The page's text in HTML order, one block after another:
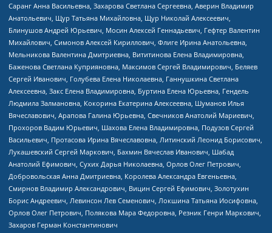
Саранг Анна Васильевна, Захарова Светлана Сергеевна, Аверин Владимир
Анатольевич, Щур Татьяна Михайловна, Щур Николай Алексеевич,
Блинушов Андрей Юрьевич, Мосин Алексей Геннадьевич, Гефтер Валентин
Михайлович, Симонов Алексей Кириллович, Флиге Ирина Анатольевна,
Мельникова Валентина Дмитриевна, Вититинова Елена Владимировна,
Баженова Светлана Куприяновна, Максимов Сергей Владимирович, Беляев
Сергей Иванович, Голубева Елена Николаевна, Ганнушкина Светлана
Алексеевна, Закс Елена Владимировна, Буртина Елена Юрьевна, Гендель
Людмила Залмановна, Кокорина Екатерина Алексеевна, Шуманов Илья
Вячеславович, Арапова Галина Юрьевна, Свечников Анатолий Мариевич,
Прохоров Вадим Юрьевич, Шахова Елена Владимировна, Подузов Сергей
Васильевич, Протасова Ирина Вячеславовна, Литинский Леонид Борисович,
Лукашевский Сергей Маркович, Бахмин Вячеслав Иванович, Шабад
Анатолий Ефимович, Сухих Дарья Николаевна, Орлов Олег Петрович,
Добровольская Анна Дмитриевна, Королева Александра Евгеньевна,
Смирнов Владимир Александрович, Вицин Сергей Ефимович, Золотухин
Борис Андреевич, Левинсон Лев Семенович, Локшина Татьяна Иосифовна,
Орлов Олег Петрович, Полякова Мара Федоровна, Резник Генри Маркович,
Захаров Герман Константинович